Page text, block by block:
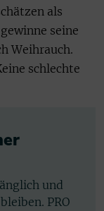
als
seine
Weihrauch.
schlechte
und
PRO